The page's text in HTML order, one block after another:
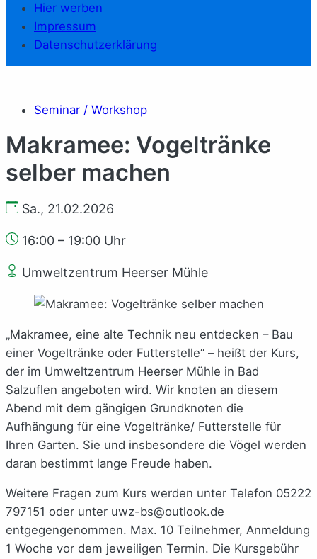
Hier werben
Impressum
Datenschutzerklärung
Seminar / Workshop
Makramee: Vogeltränke
selber machen
Sa., 21.02.2026
16:00 – 19:00 Uhr
Umweltzentrum Heerser Mühle
„Makramee, eine alte Technik neu entdecken – Bau
einer Vogeltränke oder Futterstelle“ – heißt der Kurs,
der im Umweltzentrum Heerser Mühle in Bad
Salzuflen angeboten wird. Wir knoten an diesem
Abend mit dem gängigen Grundknoten die
Aufhängung für eine Vogeltränke/ Futterstelle für
Ihren Garten. Sie und insbesondere die Vögel werden
daran bestimmt lange Freude haben.
Weitere Fragen zum Kurs werden unter Telefon 05222
797151 oder unter uwz-bs@outlook.de
entgegengenommen. Max. 10 Teilnehmer, Anmeldung
1 Woche vor dem jeweiligen Termin. Die Kursgebühr